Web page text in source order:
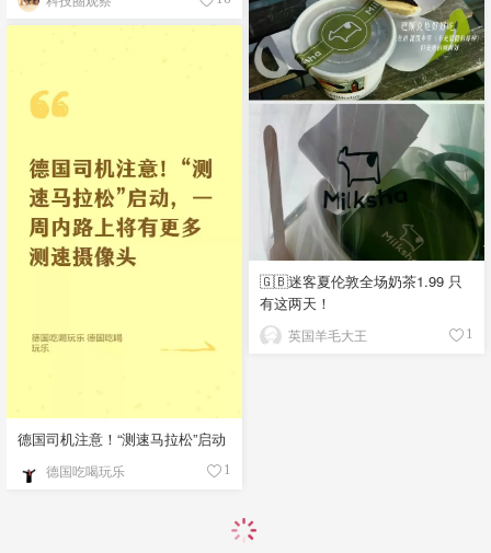
🇬🇧迷客夏伦敦全场奶茶1.99 只
有这两天！
英国羊毛大王 1
德国司机注意！“测速马拉松”启动
德国吃喝玩乐 1